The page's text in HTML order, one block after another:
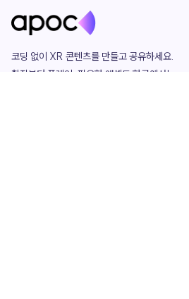
코딩 없이 XR 콘텐츠를 만들고 공유하세요.
창작부터 플레이, 필요한 애셋도 한곳에서!